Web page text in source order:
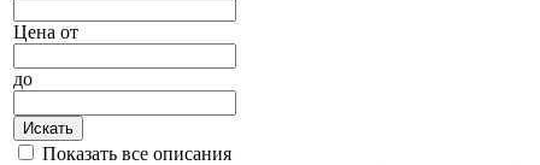
Цена от
до
Искать
Показать все описания